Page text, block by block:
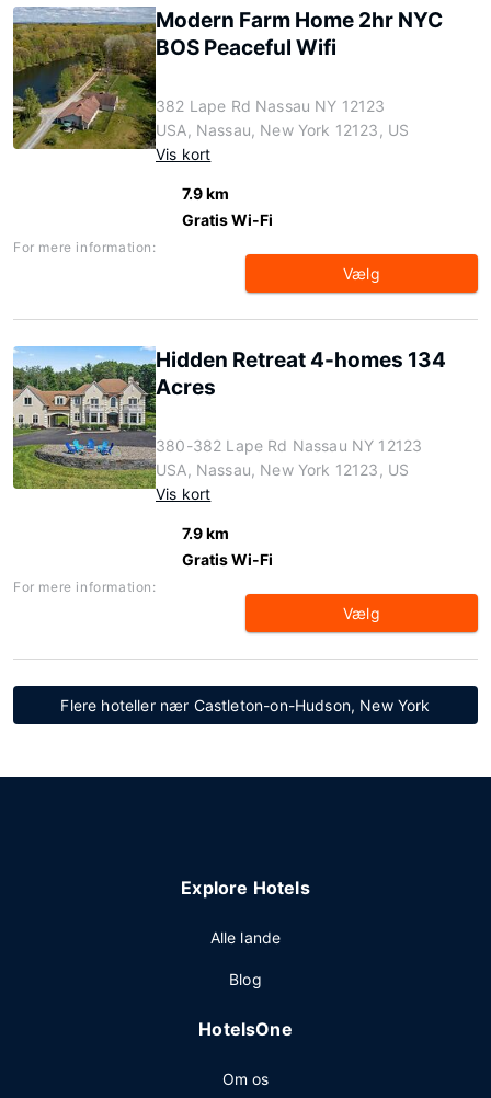
Modern Farm Home 2hr NYC
BOS Peaceful Wifi
382 Lape Rd Nassau NY 12123
USA, Nassau, New York 12123, US
Vis kort
7.9 km
Gratis Wi-Fi
For mere information:
Vælg
Hidden Retreat 4-homes 134
Acres
380-382 Lape Rd Nassau NY 12123
USA, Nassau, New York 12123, US
Vis kort
7.9 km
Gratis Wi-Fi
For mere information:
Vælg
Flere hoteller nær Castleton-on-Hudson, New York
Explore Hotels
Alle lande
Blog
HotelsOne
Om os